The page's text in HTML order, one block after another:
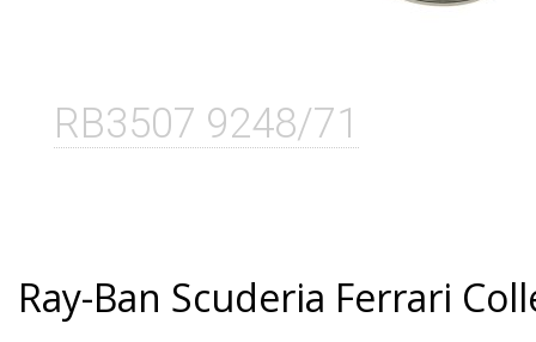
RB3507 9248/71
Ray-Ban Scuderia Ferrari